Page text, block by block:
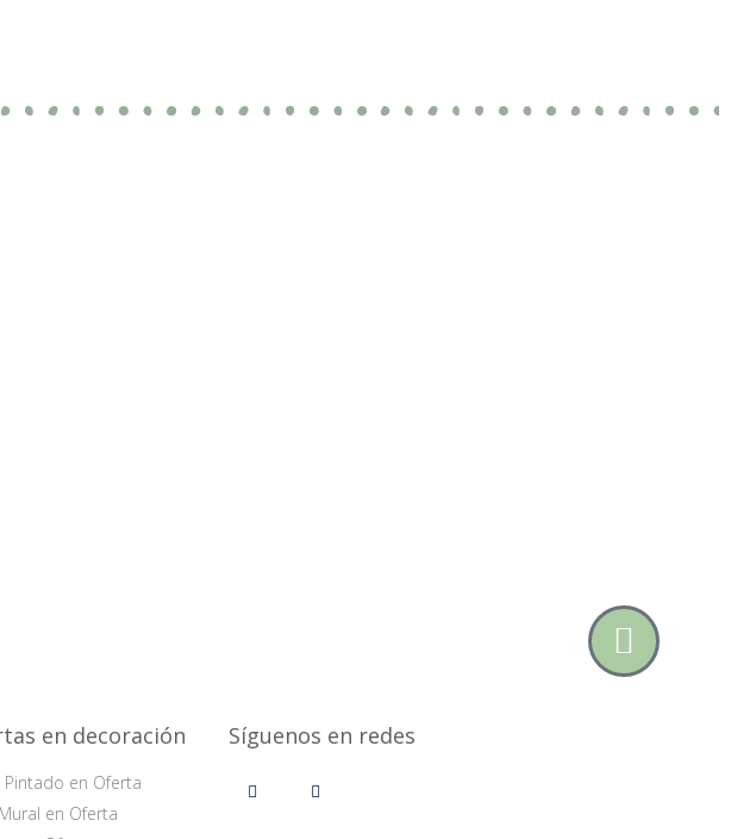
en decoración
Pintado en Oferta
en Oferta
Síguenos en redes